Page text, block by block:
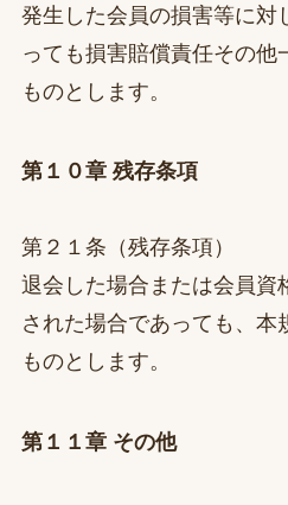
発生した会員の損害等に対
っても損害賠償責任その他
ものとします。
第１０章 残存条項
第２１条（残存条項）
退会した場合または会員資
された場合であっても、本
ものとします。
第１１章 その他